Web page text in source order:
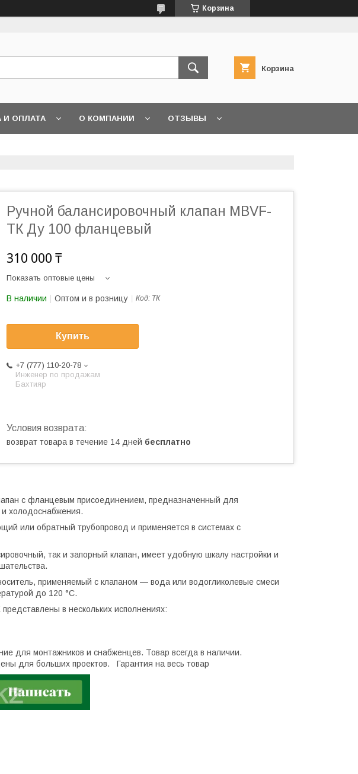
Корзина
Корзина
И ОПЛАТА О КОМПАНИИ ОТЗЫВЫ
Ручной балансировочный клапан MBVF-
ТК Ду 100 фланцевый
310 000 ₸
Показать оптовые цены
В наличии Оптом и в розницу Код: ТК
Купить
+7 (777) 110-20-78
Инженер по продажам
Бахтияр
возврат товара в течение 14 дней бесплатно
с фланцевым присоединением, предназначенный для
и холодоснабжения.
или обратный трубопровод и применяется в системах с
так и запорный клапан, имеет удобную шкалу настройки и
применяемый с клапаном — вода или водогликолевые смеси
до 120 °С.
представлены в нескольких исполнениях:
для монтажников и снабженцев. Товар всегда в наличии.
для больших проектов. Гарантия на весь товар